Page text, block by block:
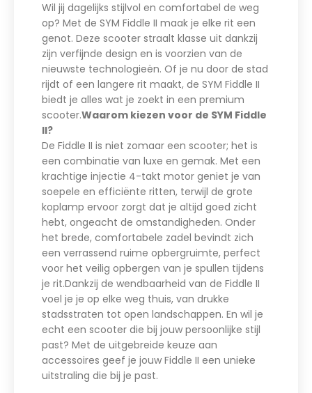
Wil jij dagelijks stijlvol en comfortabel de weg
op? Met de SYM Fiddle II maak je elke rit een
genot. Deze scooter straalt klasse uit dankzij
zijn verfijnde design en is voorzien van de
nieuwste technologieën. Of je nu door de stad
rijdt of een langere rit maakt, de SYM Fiddle II
biedt je alles wat je zoekt in een premium
scooter.Waarom kiezen voor de SYM Fiddle
II?
De Fiddle II is niet zomaar een scooter; het is
een combinatie van luxe en gemak. Met een
krachtige injectie 4-takt motor geniet je van
soepele en efficiënte ritten, terwijl de grote
koplamp ervoor zorgt dat je altijd goed zicht
hebt, ongeacht de omstandigheden. Onder
het brede, comfortabele zadel bevindt zich
een verrassend ruime opbergruimte, perfect
voor het veilig opbergen van je spullen tijdens
je rit.Dankzij de wendbaarheid van de Fiddle II
voel je je op elke weg thuis, van drukke
stadsstraten tot open landschappen. En wil je
echt een scooter die bij jouw persoonlijke stijl
past? Met de uitgebreide keuze aan
accessoires geef je jouw Fiddle II een unieke
uitstraling die bij je past.